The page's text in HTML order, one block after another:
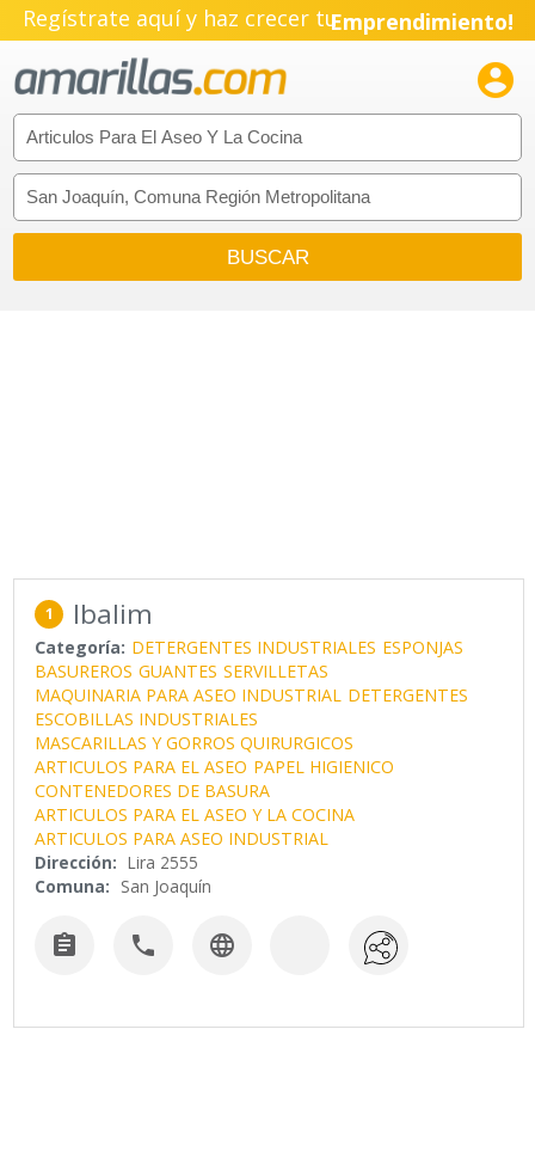
Regístrate aquí y haz crecer tuEmprendimiento!

1 Ibalim
Categoría: DETERGENTES INDUSTRIALES ESPONJAS
BASUREROS GUANTES SERVILLETAS
MAQUINARIA PARA ASEO INDUSTRIAL DETERGENTES
ESCOBILLAS INDUSTRIALES
MASCARILLAS Y GORROS QUIRURGICOS
ARTICULOS PARA EL ASEO PAPEL HIGIENICO
CONTENEDORES DE BASURA
ARTICULOS PARA EL ASEO Y LA COCINA
ARTICULOS PARA ASEO INDUSTRIAL
Dirección: Lira 2555
Comuna: San Joaquín
  